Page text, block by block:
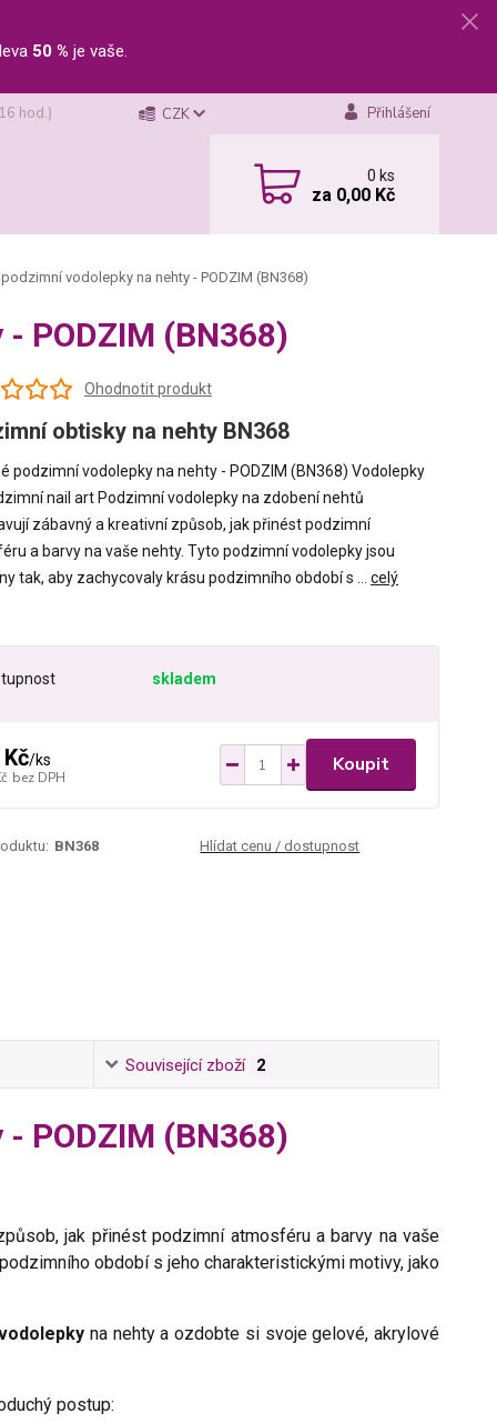
50 % je vaše.
CZK Přihlášení
hod.)
0ks
za 0,00 Kč
vodolepky na nehty - PODZIM (BN368)
PODZIM (BN368)
Ohodnotit produkt
obtisky na nehty BN368
podzimní vodolepky na nehty - PODZIM (BN368) Vodolepky
nail art Podzimní vodolepky na zdobení nehtů
zábavný a kreativní způsob, jak přinést podzimní
a barvy na vaše nehty. Tyto podzimní vodolepky jsou
tak, aby zachycovaly krásu podzimního období s ... celý
skladem
/ks
bez DPH
Koupit
BN368 Hlídat cenu / dostupnost
Související zboží 2
PODZIM (BN368)
jak přinést podzimní atmosféru a barvy na vaše
období s jeho charakteristickými motivy, jako
na nehty a ozdobte si svoje gelové, akrylové
postup: